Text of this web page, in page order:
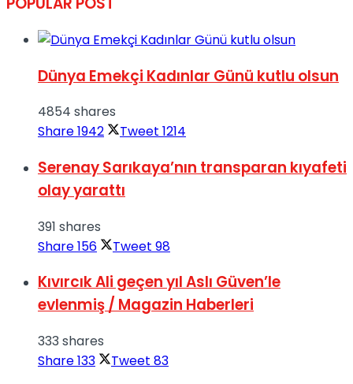
Dünya Emekçi Kadınlar Günü kutlu olsun
4854 shares
Share1942 Tweet 1214
Serenay Sarıkaya’nın transparan kıyafeti
olay yarattı
391 shares
Share156 Tweet 98
Kıvırcık Ali geçen yıl Aslı Güven’le
evlenmiş / Magazin Haberleri
333 shares
Share133 Tweet 83